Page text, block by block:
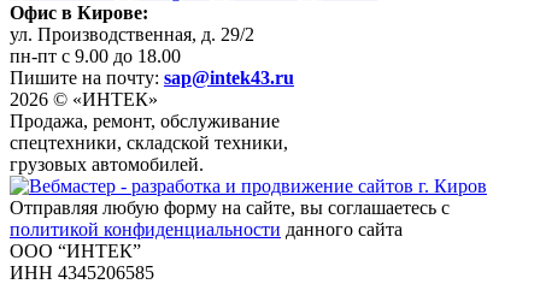
Офис в Кирове:
ул. Производственная, д. 29/2
пн-пт с 9.00 до 18.00
Пишите на почту: sap@intek43.ru
2026 © «ИНТЕК»
Продажа, ремонт, обслуживание
спецтехники, складской техники,
грузовых автомобилей.
Отправляя любую форму на сайте, вы соглашаетесь с
политикой конфиденциальности данного сайта
ООО “ИНТЕК”
ИНН 4345206585